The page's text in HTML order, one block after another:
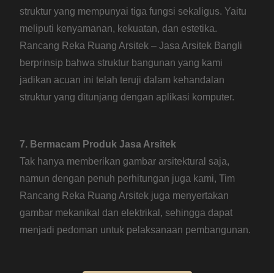
struktur yang mempunyai tiga fungsi sekaligus. Yaitu
meliputi kenyamanan, kekuatan, dan estetika.
Rancang Reka Ruang Arsitek – Jasa Arsitek Bangli
berprinsip bahwa struktur bangunan yang kami
jadikan acuan ini telah teruji dalam kehandalan
struktur yang ditunjang dengan aplikasi komputer.
7. Bermacam Produk Jasa Arsitek
Tak hanya memberikan gambar arsitektural saja,
namun dengan penuh perhitungan juga kami, Tim
Rancang Reka Ruang Arsitek juga menyertakan
gambar mekanikal dan elektrikal, sehingga dapat
menjadi pedoman untuk pelaksanaan pembangunan.